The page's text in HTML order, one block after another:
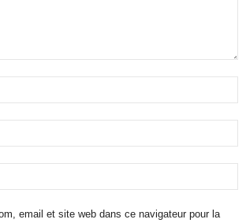
email et site web dans ce navigateur pour la